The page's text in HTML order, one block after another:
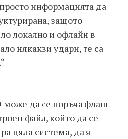
информацията да
защото
локално и офлайн в
някакви удари, те са
може да се поръча флаш
файл, който да се
цяла система, да я